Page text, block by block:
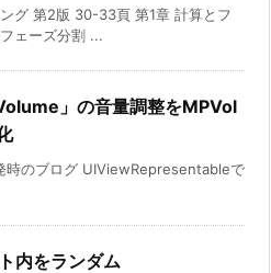
グ 第2版 30-33頁 第1章 計算とフ
ェーズ分割 ...
」の音量調整をMPVol
時のブログ UIViewRepresentableで
内をランダム